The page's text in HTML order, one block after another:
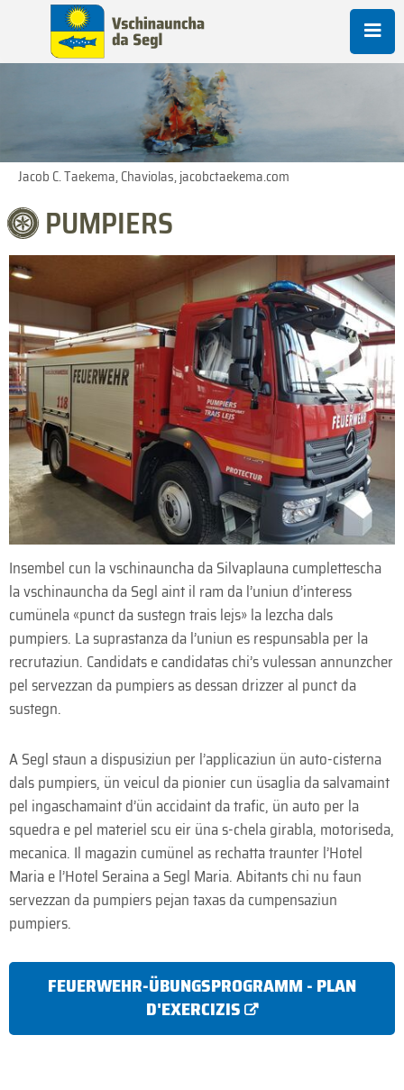
Jacob C. Taekema, Chaviolas, jacobctaekema.com
PUMPIERS
Insembel cun la vschinauncha da Silvaplauna cumplettescha
la vschinauncha da Segl aint il ram da l’uniun d’interess
cumünela «punct da sustegn trais lejs» la lezcha dals
pumpiers. La suprastanza da l’uniun es respunsabla per la
recrutaziun. Candidats e candidatas chi’s vulessan annunzcher
pel servezzan da pumpiers as dessan drizzer al punct da
sustegn.
A Segl staun a dispusiziun per l’applicaziun ün auto-cisterna
dals pumpiers, ün veicul da pionier cun üsaglia da salvamaint
pel ingaschamaint d’ün accidaint da trafic, ün auto per la
squedra e pel materiel scu eir üna s-chela girabla, motoriseda,
mecanica. Il magazin cumünel as rechatta traunter l’Hotel
Maria e l’Hotel Seraina a Segl Maria. Abitants chi nu faun
servezzan da pumpiers pejan taxas da cumpensaziun
pumpiers.
FEUERWEHR-ÜBUNGSPROGRAMM - PLAN
D'EXERCIZIS